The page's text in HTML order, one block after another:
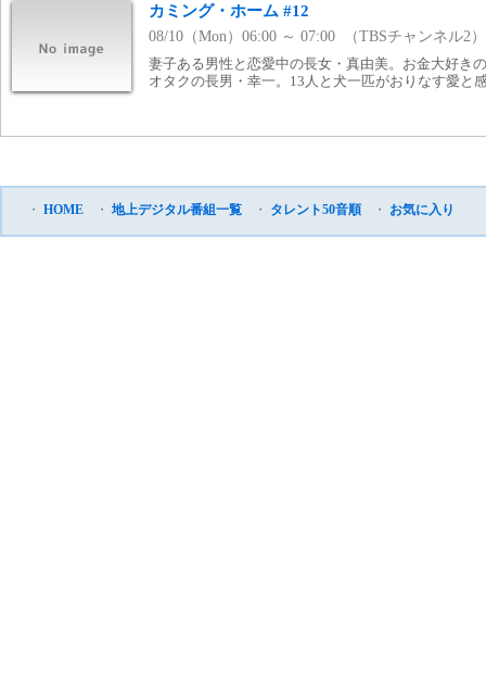
カミング・ホーム #12
08/10（Mon）06:00 ～ 07:00 （TBSチャンネル2）
妻子ある男性と恋愛中の長女・真由美。お金大好き
オタクの長男・幸一。13人と犬一匹がおりなす愛と
・ HOME ・ 地上デジタル番組一覧 ・ タレント50音順 ・ お気に入り